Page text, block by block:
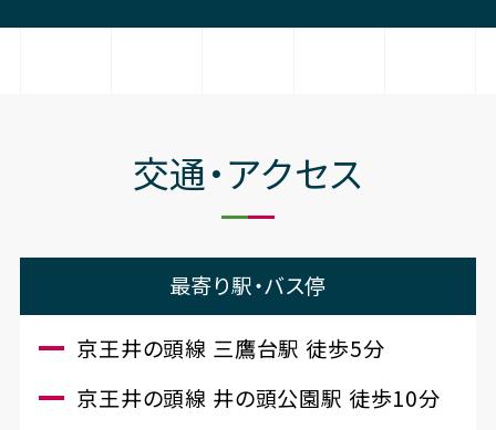
交通・アクセス
最寄り駅・バス停
京王井の頭線 三鷹台駅 徒歩5分
京王井の頭線 井の頭公園駅 徒歩10分